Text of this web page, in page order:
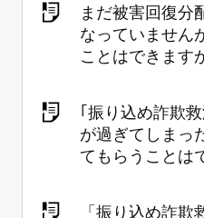
まだ被害回復分
なっていません
ことはできます
｢振り込め詐欺
が過ぎてしまっ
てもらうことは
「振り込め詐